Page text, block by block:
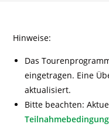
Hinweise:
Das
eingetragen. Eine
aktualisiert.
Bitte beachten: